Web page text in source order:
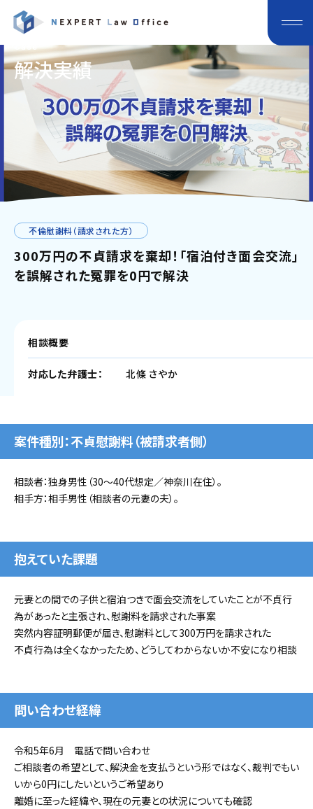
Case
解決実績
不倫慰謝料（請求された方）
300万円の不貞請求を棄却！「宿泊付き面会交流」
を誤解された冤罪を0円で解決
相談概要
対応した弁護士： 北條 さやか
案件種別：不貞慰謝料（被請求者側）
相談者：独身男性（30〜40代想定／神奈川在住）。
相手方：相手男性（相談者の元妻の夫）。
抱えていた課題
元妻との間での子供と宿泊つきで面会交流をしていたことが不貞行
為があったと主張され、慰謝料を請求された事案
突然内容証明郵便が届き、慰謝料として300万円を請求された
不貞行為は全くなかったため、どうしてわからないか不安になり相談
問い合わせ経緯
令和5年6月 電話で問い合わせ
ご相談者の希望として、解決金を支払うという形ではなく、裁判でもい
いから0円にしたいというご希望あり
離婚に至った経緯や、現在の元妻との状況についても確認